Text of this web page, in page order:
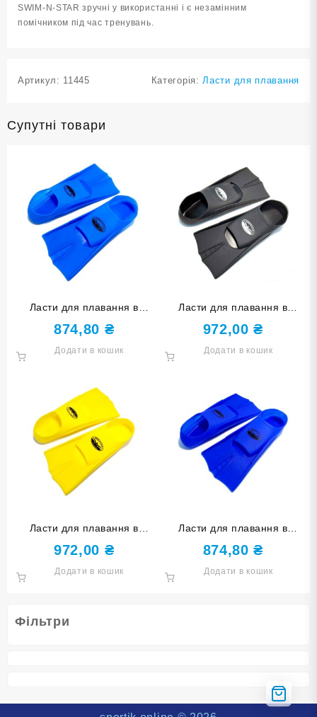
Фільтри
SWIM-N-STAR зручні у використанні і є незамінним
помічником під час тренувань.
Артикул: 11445 Категорія:Ласти для плавання
Супутні товари
Ласти для плавання в
басейні SNS. Розмір 27-29.
Колір блакитний TE-2737-1-
2729-Г
874,80 ₴
Додати в кошик
Ласти для плавання в
басейні SNS. Розмір 36-38.
Колір чорний TE-2737-1-
3638-Ч
972,00₴
Додати в кошик
Ласти для плавання в
басейні SNS. Розмір 36-38.
Колір жовтий TE-2737-1-
3638-Ж
972,00 ₴
Додати в кошик
Ласти для плавання в
басейні SNS. Розмір 33-35.
Колір синій TE-2737-1-
3335-С
874,80₴
Додати в кошик